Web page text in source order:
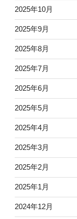
2025年10月
2025年9月
2025年8月
2025年7月
2025年6月
2025年5月
2025年4月
2025年3月
2025年2月
2025年1月
2024年12月